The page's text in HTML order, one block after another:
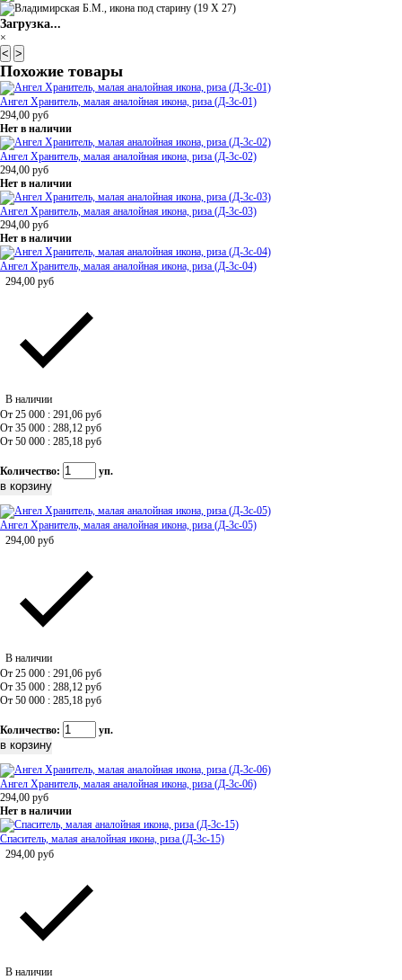
Загрузка...
×
< >
Похожие товары
Ангел Хранитель, малая аналойная икона, риза (Д-3с-01)
294,00 руб
Нет в наличии
Ангел Хранитель, малая аналойная икона, риза (Д-3с-02)
294,00 руб
Нет в наличии
Ангел Хранитель, малая аналойная икона, риза (Д-3с-03)
294,00 руб
Нет в наличии
Ангел Хранитель, малая аналойная икона, риза (Д-3с-04)
294,00 руб
В наличии
От 25 000 : 291,06 руб
От 35 000 : 288,12 руб
От 50 000 : 285,18 руб
Количество: уп.
Ангел Хранитель, малая аналойная икона, риза (Д-3с-05)
294,00 руб
В наличии
От 25 000 : 291,06 руб
От 35 000 : 288,12 руб
От 50 000 : 285,18 руб
Количество: уп.
Ангел Хранитель, малая аналойная икона, риза (Д-3с-06)
294,00 руб
Нет в наличии
Спаситель, малая аналойная икона, риза (Д-3с-15)
294,00 руб
В наличии